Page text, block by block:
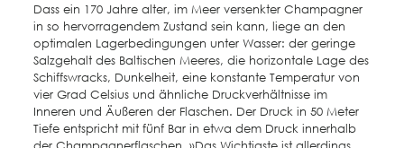
Dass ein 170 Jahre alter, im Meer versenkter Champagner
in so hervorragendem Zustand sein kann, liege an den
optimalen Lagerbedingungen unter Wasser: der geringe
Salzgehalt des Baltischen Meeres, die horizontale Lage des
Schiffswracks, Dunkelheit, eine konstante Temperatur von
vier Grad Celsius und ähnliche Druckverhältnisse im
Inneren und Äußeren der Flaschen. Der Druck in 50 Meter
Tiefe entspricht mit fünf Bar in etwa dem Druck innerhalb